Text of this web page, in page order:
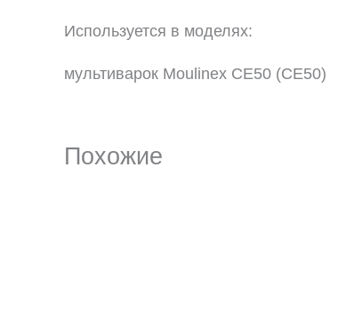
Используется в моделях:
мультиварок Moulinex CE50 (CE50)
Похожие